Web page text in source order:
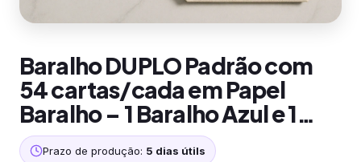
Baralho DUPLO Padrão com
54 cartas/cada em Papel
Baralho – 1 Baralho Azul e 1…
Prazo de produção: 5 dias útils